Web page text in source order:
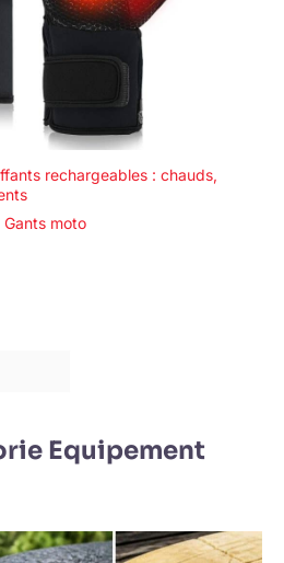
rechargeables : chauds,
Gants moto
Equipement